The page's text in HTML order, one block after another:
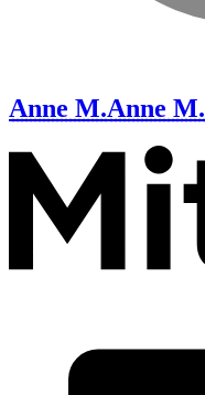
Anne M.Anne M.